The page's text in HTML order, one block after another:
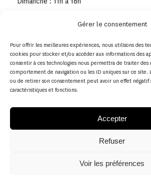
Gérer le consentement
Pour offrir les meilleures expériences, nous utilisons des
cookies pour stocker et/ou accéder aux informations des
consentir à ces technologies nous permettra de traiter des
comportement de navigation ou les ID uniques sur ce site.
ou de retirer son consentement peut avoir un effet négatif
caractéristiques et fonctions.
Accepter
Refuser
Voir les préférences